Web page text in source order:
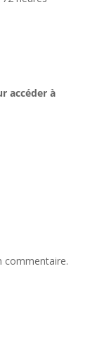
accéder à
commentaire.